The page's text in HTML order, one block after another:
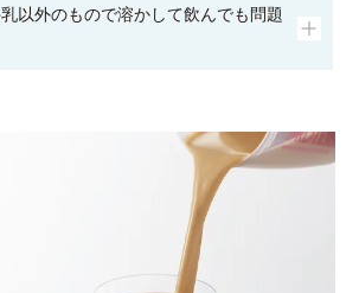
以外のもので溶かして飲んでも問題